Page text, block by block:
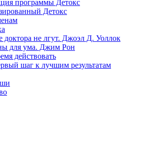
программы Детокс
Детокс
доктора не лгут. Джоэл Д. Уоллок
для ума. Джим Рон
действовать
шаг к лучшим результатам